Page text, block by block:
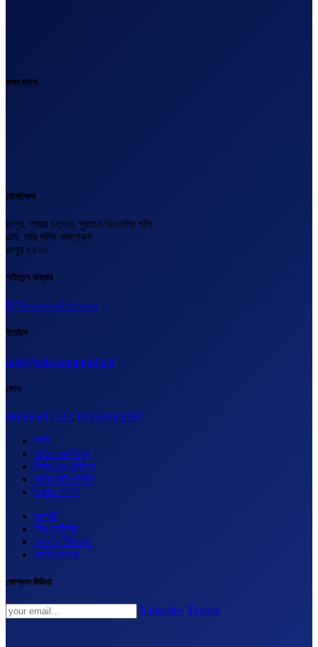
গুগল ম্যাপ
যোগাযোগ
রংপুর, পায়রা চত্তর, পুরাতন বিএনপির গলি
এস, আর শপিং কমপ্লেক্স
রংপুর ৫৪০০
লাইসেন্স নাম্বার
বিএল-২০২৩-২৪০০০১৬২
ইমেইল
info@outsourcingbd.net
ফোন
01828-015102, 01950-962207
ভর্তি
লাইভ কোর্সসমূহ
টার্মস এন্ড কন্ডিশন
প্রাইভেসি পলিসি
রিফান্ড পলিসি
সাপোর্ট
ফ্রি সেমিনার
কোর্স সার্টিফিকেট
প্রশ্ন ব্যাংক
সোশ্যাল মিডিয়া
Subscribe Thanks